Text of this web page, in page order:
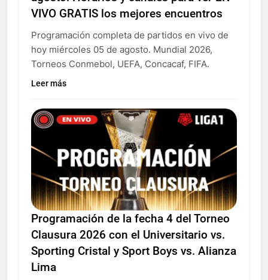
VIVO GRATIS los mejores encuentros
Programación completa de partidos en vivo de
hoy miércoles 05 de agosto. Mundial 2026,
Torneos Conmebol, UEFA, Concacaf, FIFA.
Leer más
Programación de la fecha 4 del Torneo
Clausura 2026 con el Universitario vs.
Sporting Cristal y Sport Boys vs. Alianza
Lima